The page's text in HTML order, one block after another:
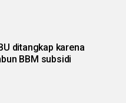
ditangkap karena
BBM subsidi